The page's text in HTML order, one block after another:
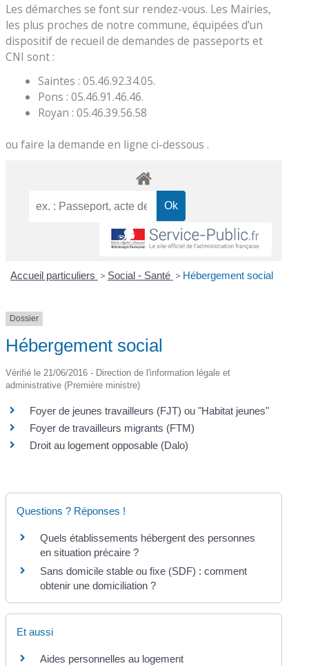
Les démarches se font sur rendez-vous. Les Mairies,
les plus proches de notre commune, équipées d’un
dispositif de recueil de demandes de passeports et
CNI sont :
Saintes : 05.46.92.34.05.
Pons : 05.46.91.46.46.
Royan : 05.46.39.56.58
ou faire la demande en ligne ci-dessous .
Accueil particuliers > Social - Santé > Hébergement social
Dossier
Hébergement social
Vérifié le 21/06/2016 - Direction de l'information légale et
administrative (Première ministre)
Foyer de jeunes travailleurs (FJT) ou "Habitat jeunes"
Foyer de travailleurs migrants (FTM)
Droit au logement opposable (Dalo)
Questions ? Réponses !
Quels établissements hébergent des personnes
en situation précaire ?
Sans domicile stable ou fixe (SDF) : comment
obtenir une domiciliation ?
Et aussi
Aides personnelles au logement